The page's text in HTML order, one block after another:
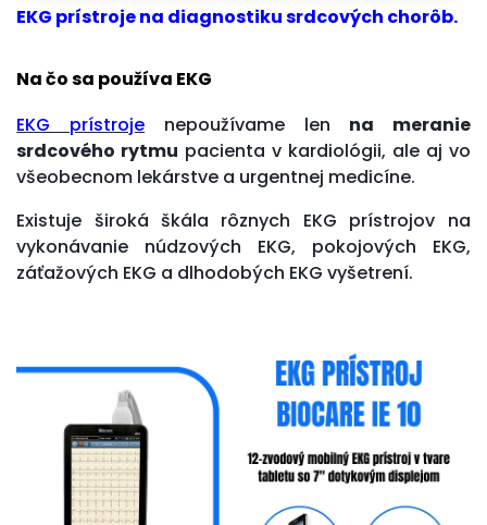
EKG prístroje na diagnostiku srdcových chorôb.
Na čo sa používa EKG
EKG prístroje nepoužívame len na meranie
srdcového rytmu pacienta v kardiológii, ale aj vo
všeobecnom lekárstve a urgentnej medicíne.
Existuje široká škála rôznych EKG prístrojov na
vykonávanie núdzových EKG, pokojových EKG,
záťažových EKG a dlhodobých EKG vyšetrení.